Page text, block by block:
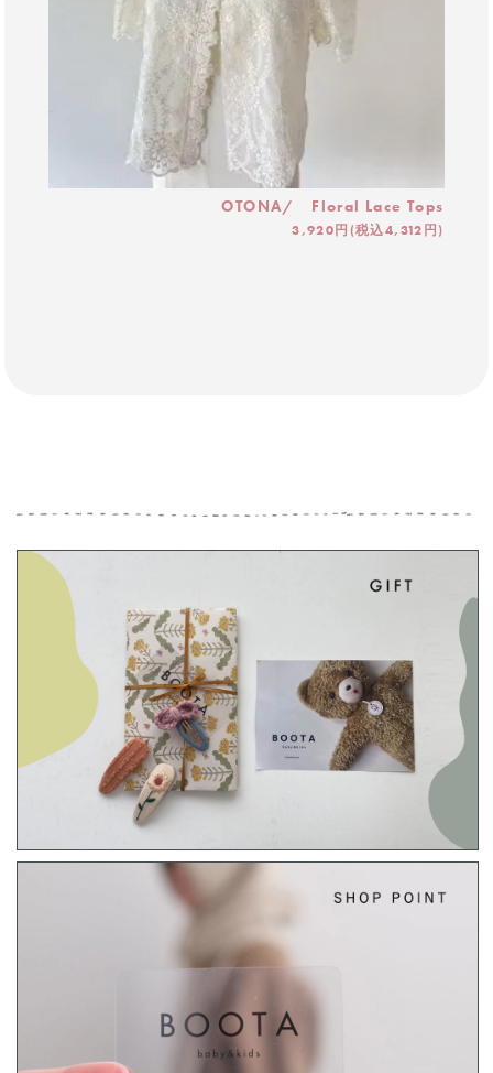
OTONA/ Floral Lace Tops
3,920円(税込4,312円)